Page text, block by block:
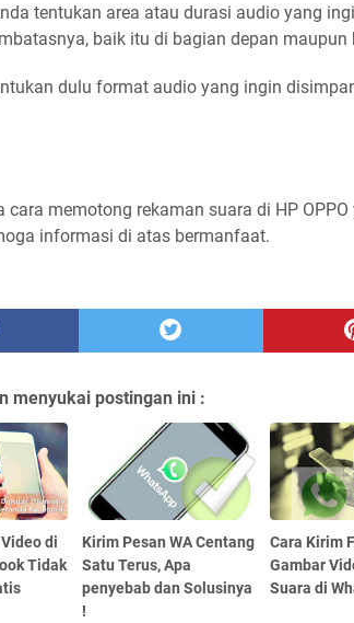
tentukan area atau durasi audio yang
baik itu di bagian depan maupun
dulu format audio yang ingin
cara memotong rekaman suara di HP
informasi di atas bermanfaat.
menyukai postingan ini :
di
Tidak
Kirim Pesan WA Centang
Satu Terus, Apa
penyebab dan Solusinya
!
Cara Kirim
Gambar
Suara di